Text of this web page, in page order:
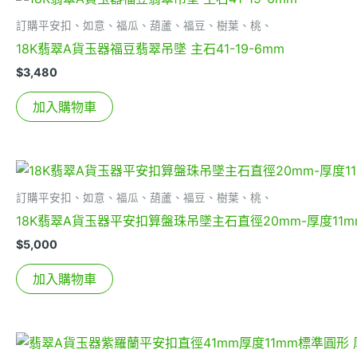
訂購平安扣、如意、福瓜、葫蘆、福豆、樹葉、桃、
18K翡翠A貨玉器福豆翡翠吊墜 主石41-19-6mm
$3,480
加入購物車
訂購平安扣、如意、福瓜、葫蘆、福豆、樹葉、桃、
18K翡翠A貨玉器平安扣算盤珠吊墜主石直徑20mm-厚度
$5,000
加入購物車